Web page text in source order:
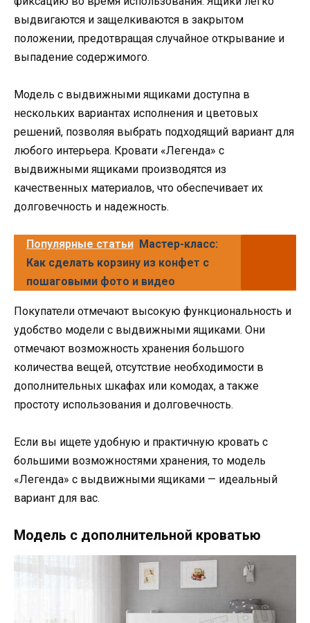
выдвигаются и защелкиваются в закрытом
положении, предотвращая случайное открывание и
выпадение содержимого.
Модель с выдвижными ящиками доступна в
нескольких вариантах исполнения и цветовых
решений, позволяя выбрать подходящий вариант для
любого интерьера. Кровати «Легенда» с
выдвижными ящиками производятся из
качественных материалов, что обеспечивает их
долговечность и надежность.
Популярные статьи Мастер-класс:
Как сделать корзину из конфет с
пошаговыми фото и видео
Покупатели отмечают высокую функциональность и
удобство модели с выдвижными ящиками. Они
отмечают возможность хранения большого
количества вещей, отсутствие необходимости в
дополнительных шкафах или комодах, а также
простоту использования и долговечность.
Если вы ищете удобную и практичную кровать с
большими возможностями хранения, то модель
«Легенда» с выдвижными ящиками — идеальный
вариант для вас.
Модель с дополнительной кроватью